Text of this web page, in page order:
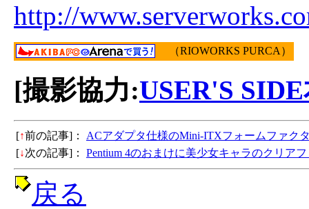
http://
（RIOWORKS PURCA）
[撮影協力:USER'S
[↑前の記事]：
ACアダプタ仕様のMini-ITXフォームファク
[↓次の記事]： Pentium 4のおまけに美少女キャラのクリア
戻る